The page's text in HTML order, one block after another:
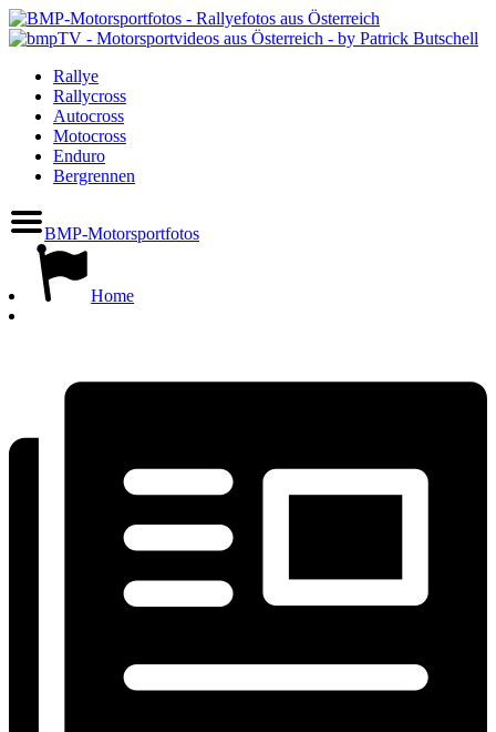
Rallye
Rallycross
Autocross
Motocross
Enduro
Bergrennen
BMP-Motorsportfotos
Home